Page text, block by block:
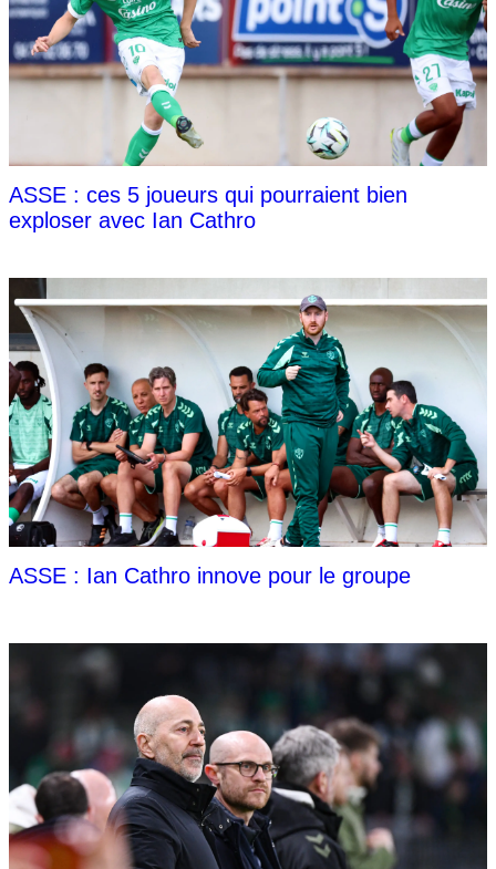
ASSE : ces 5 joueurs qui pourraient bien
exploser avec Ian Cathro
ASSE : Ian Cathro innove pour le groupe